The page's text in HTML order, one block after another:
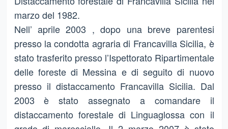
marzo del 1982.
Nell’ aprile 2003 , dopo una breve parentesi
presso la condotta agraria di Francavilla Sicilia, è
stato trasferito presso l’Ispettorato Ripartimentale
delle foreste di Messina e di seguito di nuovo
presso il distaccamento Francavilla Sicilia. Dal
2003 è stato assegnato a comandare il
distaccamento forestale di Linguaglossa con il